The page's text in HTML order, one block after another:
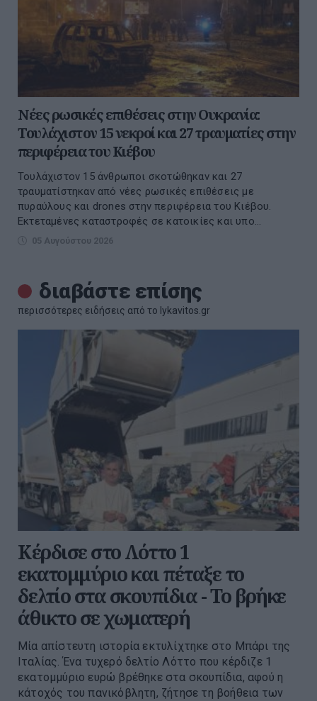
Νέες ρωσικές επιθέσεις στην Ουκρανία:
Τουλάχιστον 15 νεκροί και 27 τραυματίες στην
περιφέρεια του Κιέβου
Τουλάχιστον 15 άνθρωποι σκοτώθηκαν και 27
τραυματίστηκαν από νέες ρωσικές επιθέσεις με
πυραύλους και drones στην περιφέρεια του Κιέβου.
Εκτεταμένες καταστροφές σε κατοικίες και υπο...
05 Αυγούστου 2026
διαβάστε επίσης
περισσότερες ειδήσεις από το lykavitos.gr
Κέρδισε στο Λόττο 1
εκατομμύριο και πέταξε το
δελτίο στα σκουπίδια - Το βρήκε
άθικτο σε χωματερή
Μία απίστευτη ιστορία εκτυλίχτηκε στο Μπάρι της
Ιταλίας. Ένα τυχερό δελτίο Λόττο που κέρδιζε 1
εκατομμύριο ευρώ βρέθηκε στα σκουπίδια, αφού η
κάτοχός του πανικόβλητη, ζήτησε τη βοήθεια των